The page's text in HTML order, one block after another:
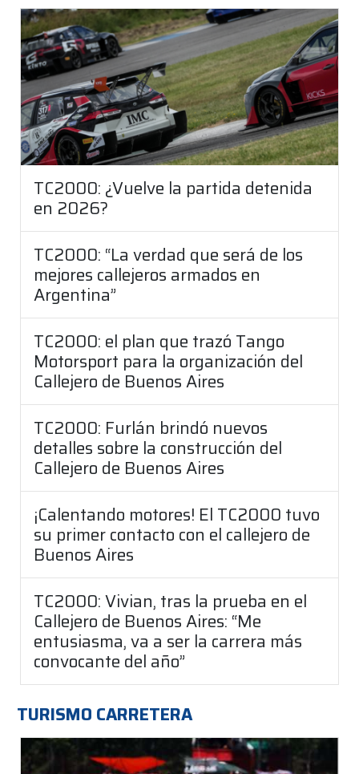
TC2000: ¿Vuelve la partida detenida
en 2026?
TC2000: “La verdad que será de los
mejores callejeros armados en
Argentina”
TC2000: el plan que trazó Tango
Motorsport para la organización del
Callejero de Buenos Aires
TC2000: Furlán brindó nuevos
detalles sobre la construcción del
Callejero de Buenos Aires
¡Calentando motores! El TC2000 tuvo
su primer contacto con el callejero de
Buenos Aires
TC2000: Vivian, tras la prueba en el
Callejero de Buenos Aires: “Me
entusiasma, va a ser la carrera más
convocante del año”
TURISMO CARRETERA